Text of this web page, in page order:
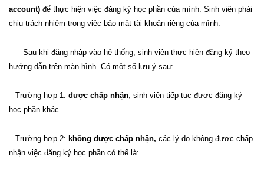
account) để thực hiện việc đăng ký học phần của mình. Sinh viên phải
chịu trách nhiệm trong việc bảo mật tài khoản riêng của mình.
Sau khi đăng nhập vào hệ thống, sinh viên thực hiện đăng ký theo
hướng dẫn trên màn hình. Có một số lưu ý sau:
– Trường hợp 1:được chấp nhận , sinh viên tiếp tục được đăng ký
học phần khác
– Trường hợp 2: không được chấp nhận,các lý do không được chấp
nhận việc đăng ký học phần có thể là: